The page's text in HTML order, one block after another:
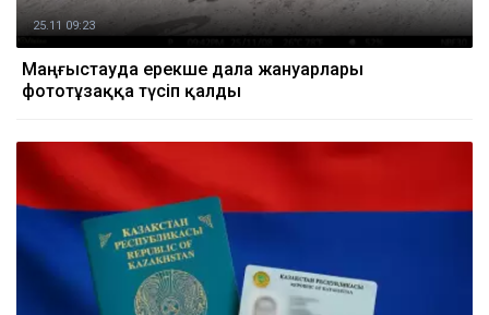
25.11 09:23
Маңғыстауда ерекше дала жануарлары
фототұзаққа түсіп қалды